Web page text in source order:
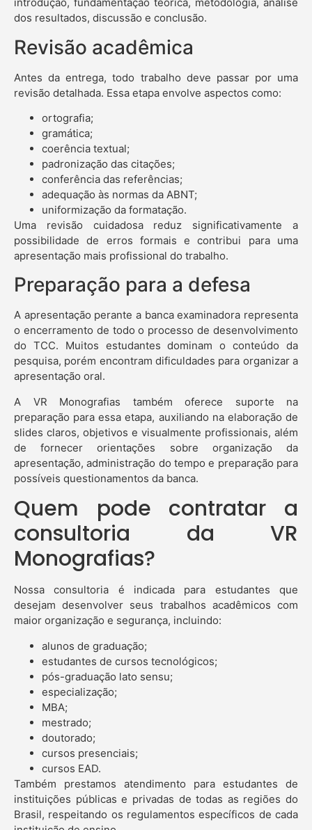
dos resultados, discussão e conclusão.
Revisão acadêmica
Antes da entrega, todo trabalho deve passar por uma
revisão detalhada. Essa etapa envolve aspectos como:
ortografia;
gramática;
coerência textual;
padronização das citações;
conferência das referências;
adequação às normas da ABNT;
uniformização da formatação.
Uma revisão cuidadosa reduz significativamente a
possibilidade de erros formais e contribui para uma
apresentação mais profissional do trabalho.
Preparação para a defesa
A apresentação perante a banca examinadora representa
o encerramento de todo o processo de desenvolvimento
do TCC. Muitos estudantes dominam o conteúdo da
pesquisa, porém encontram dificuldades para organizar a
apresentação oral.
A VR Monografias também oferece suporte na
preparação para essa etapa, auxiliando na elaboração de
slides claros, objetivos e visualmente profissionais, além
de fornecer orientações sobre organização da
apresentação, administração do tempo e preparação para
possíveis questionamentos da banca.
Quem pode contratar a
consultoria da VR
Monografias?
Nossa consultoria é indicada para estudantes que
desejam desenvolver seus trabalhos acadêmicos com
maior organização e segurança, incluindo:
alunos de graduação;
estudantes de cursos tecnológicos;
pós-graduação lato sensu;
especialização;
MBA;
mestrado;
doutorado;
cursos presenciais;
cursos EAD.
Também prestamos atendimento para estudantes de
instituições públicas e privadas de todas as regiões do
Brasil, respeitando os regulamentos específicos de cada